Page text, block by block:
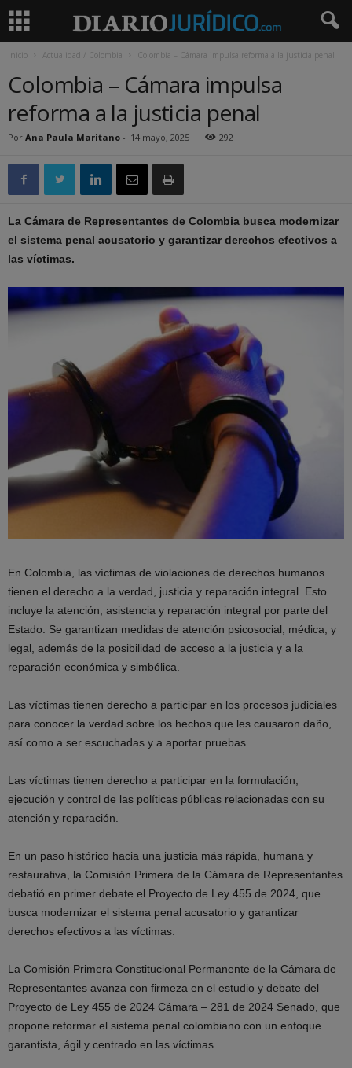
Inicio Actualidad / Colombia Colombia – Cámara impulsa reforma a la justicia penal
Colombia – Cámara impulsa
reforma a la justicia penal
Por Ana Paula Maritano - 14 mayo, 2025 292
La Cámara de Representantes de Colombia busca modernizar
el sistema penal acusatorio y garantizar derechos efectivos a
las víctimas.
En Colombia, las víctimas de violaciones de derechos humanos
tienen el derecho a la verdad, justicia y reparación integral. Esto
incluye la atención, asistencia y reparación integral por parte del
Estado. Se garantizan medidas de atención psicosocial, médica, y
legal, además de la posibilidad de acceso a la justicia y a la
reparación económica y simbólica.
Las víctimas tienen derecho a participar en los procesos judiciales
para conocer la verdad sobre los hechos que les causaron daño,
así como a ser escuchadas y a aportar pruebas.
Las víctimas tienen derecho a participar en la formulación,
ejecución y control de las políticas públicas relacionadas con su
atención y reparación.
En un paso histórico hacia una justicia más rápida, humana y
restaurativa, la Comisión Primera de la Cámara de Representantes
debatió en primer debate el Proyecto de Ley 455 de 2024, que
busca modernizar el sistema penal acusatorio y garantizar
derechos efectivos a las víctimas.
La Comisión Primera Constitucional Permanente de la Cámara de
Representantes avanza con firmeza en el estudio y debate del
Proyecto de Ley 455 de 2024 Cámara – 281 de 2024 Senado, que
propone reformar el sistema penal colombiano con un enfoque
garantista, ágil y centrado en las víctimas.